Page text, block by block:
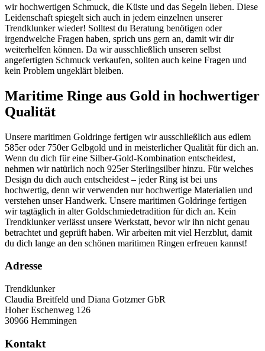
wir hochwertigen Schmuck, die Küste und das Segeln lieben. Diese
Leidenschaft spiegelt sich auch in jedem einzelnen unserer
Trendklunker wieder! Solltest du Beratung benötigen oder
irgendwelche Fragen haben, sprich uns gern an, damit wir dir
weiterhelfen können. Da wir ausschließlich unseren selbst
angefertigten Schmuck verkaufen, sollten auch keine Fragen und
kein Problem ungeklärt bleiben.
Maritime Ringe aus Gold in hochwertiger
Qualität
Unsere maritimen Goldringe fertigen wir ausschließlich aus edlem
585er oder 750er Gelbgold und in meisterlicher Qualität für dich an.
Wenn du dich für eine Silber-Gold-Kombination entscheidest,
nehmen wir natürlich noch 925er Sterlingsilber hinzu. Für welches
Design du dich auch entscheidest – jeder Ring ist bei uns
hochwertig, denn wir verwenden nur hochwertige Materialien und
verstehen unser Handwerk. Unsere maritimen Goldringe fertigen
wir tagtäglich in alter Goldschmiedetradition für dich an. Kein
Trendklunker verlässt unsere Werkstatt, bevor wir ihn nicht genau
betrachtet und geprüft haben. Wir arbeiten mit viel Herzblut, damit
du dich lange an den schönen maritimen Ringen erfreuen kannst!
Adresse
Trendklunker
Claudia Breitfeld und Diana Gotzmer GbR
Hoher Eschenweg 126
30966 Hemmingen
Kontakt